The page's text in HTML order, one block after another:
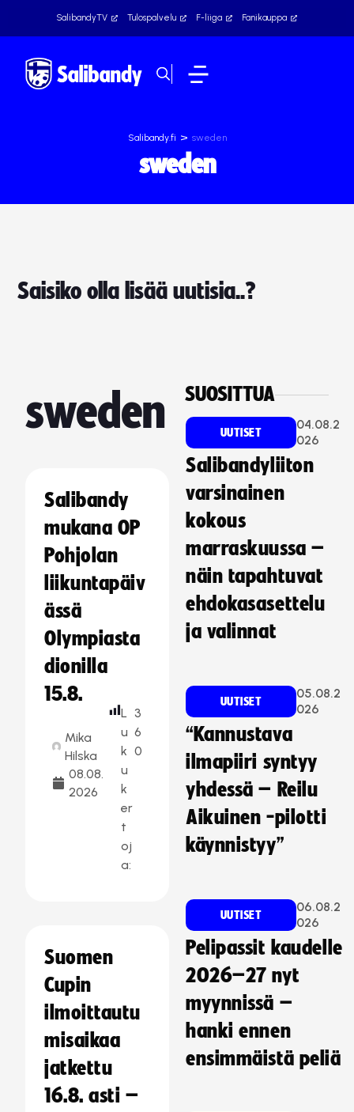
SalibandyTV Tulospalvelu F-liiga Fanikauppa
Salibandy.fi > sweden
sweden
Saisiko olla lisää uutisia..?
sweden
Salibandy
mukana OP
Pohjolan
liikuntapäiv
ässä
Olympiasta
dionilla
15.8.
Mika
Hilska
08.08.
2026
L
u
k
u
k
er
t
oj
a:
3
6
0
Suomen
Cupin
ilmoittautu
misaikaa
jatkettu
16.8. asti –
SUOSITTUA
UUTISET
04.08.2
026
Salibandyliiton
varsinainen
kokous
marraskuussa –
näin tapahtuvat
ehdokasasettelu
ja valinnat
UUTISET
05.08.2
026
“Kannustava
ilmapiiri syntyy
yhdessä – Reilu
Aikuinen -pilotti
käynnistyy”
UUTISET
06.08.2
026
Pelipassit kaudelle
2026–27 nyt
myynnissä –
hanki ennen
ensimmäistä peliä